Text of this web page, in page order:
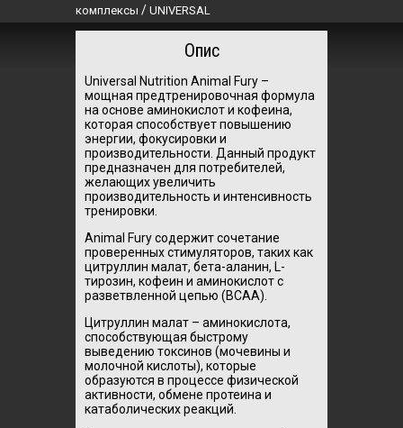
комплексы / UNIVERSAL
Опис
Universal Nutrition Animal Fury –
мощная предтренировочная формула
на основе аминокислот и кофеина,
которая способствует повышению
энергии, фокусировки и
производительности. Данный продукт
предназначен для потребителей,
желающих увеличить
производительность и интенсивность
тренировки.
Animal Fury содержит сочетание
проверенных стимуляторов, таких как
цитруллин малат, бета-аланин, L-
тирозин, кофеин и аминокислот с
разветвленной цепью (BCAA).
Цитруллин малат – аминокислота,
способствующая быстрому
выведению токсинов (мочевины и
молочной кислоты), которые
образуются в процессе физической
активности, обмене протеина и
катаболических реакций.